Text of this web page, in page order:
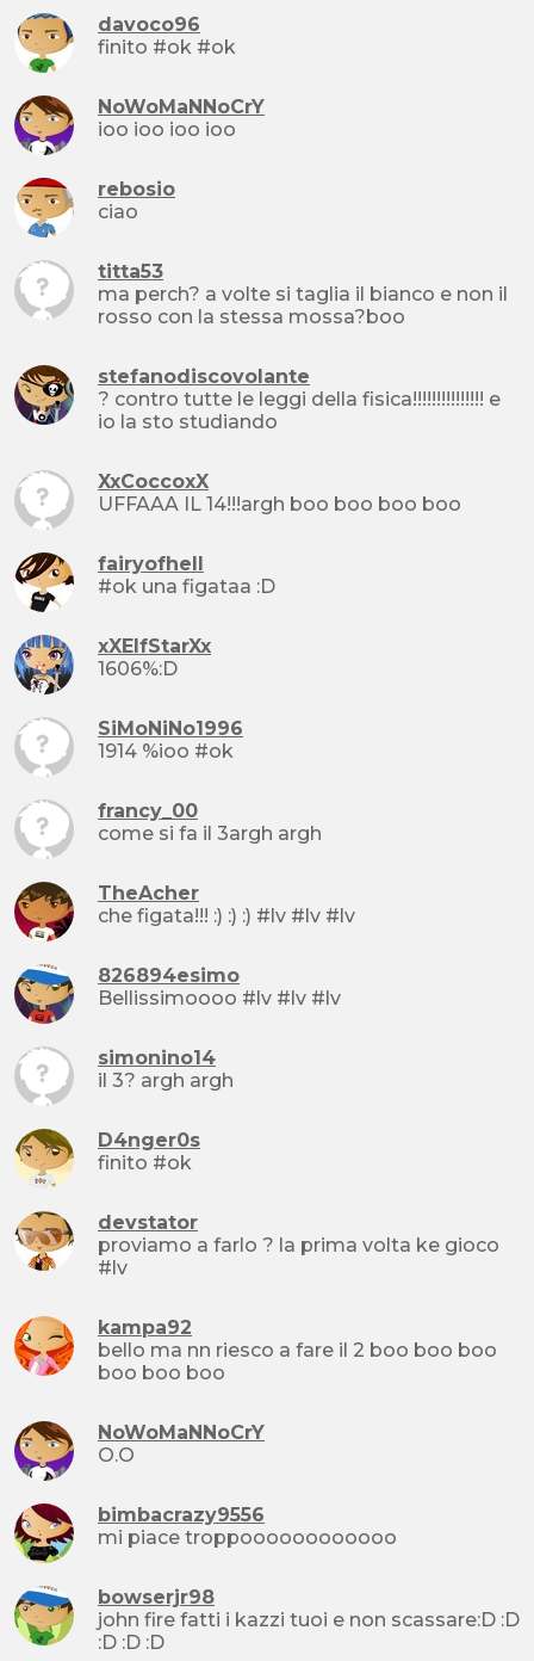
davoco96
finito #ok #ok
NoWoMaNNoCrY
ioo ioo ioo ioo
rebosio
ciao
titta53
ma perch? a volte si taglia il bianco e non il
rosso con la stessa mossa?boo
stefanodiscovolante
? contro tutte le leggi della fisica!!!!!!!!!!!!!!! e
io la sto studiando
XxCoccoxX
UFFAAA IL 14!!!argh boo boo boo boo
fairyofhell
#ok una figataa :D
xXElfStarXx
1606%:D
SiMoNiNo1996
1914 %ioo #ok
francy_00
come si fa il 3argh argh
TheAcher
che figata!!! :) :) :) #lv #lv #lv
826894esimo
Bellissimoooo #lv #lv #lv
simonino14
il 3? argh argh
D4nger0s
finito #ok
devstator
proviamo a farlo ? la prima volta ke gioco
#lv
kampa92
bello ma nn riesco a fare il 2 boo boo boo
boo boo boo
NoWoMaNNoCrY
O.O
bimbacrazy9556
mi piace troppoooooooooooo
bowserjr98
john fire fatti i kazzi tuoi e non scassare:D :D
:D :D :D